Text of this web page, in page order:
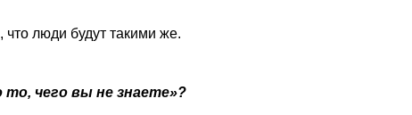
люди будут такими же.
чего вы не знаете»?